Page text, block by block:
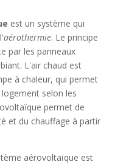
est un système qui
aérothermie. Le principe
par les panneaux
L'air chaud est
à chaleur, qui permet
selon les
permet de
et du chauffage à partir
aérovoltaïque est